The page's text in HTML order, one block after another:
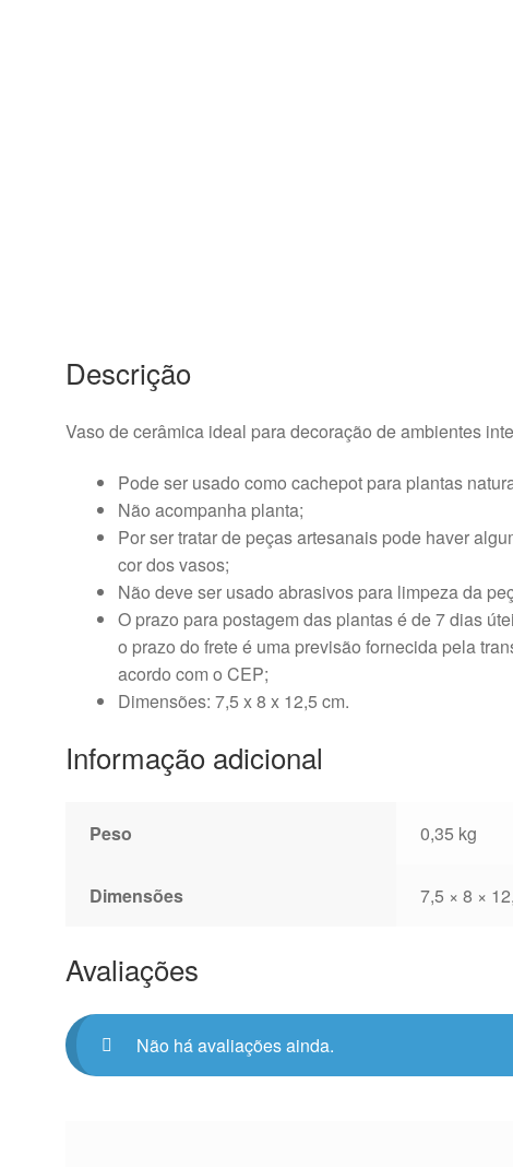
Descrição
Vaso de cerâmica ideal para decoração de ambientes
Pode ser usado como cachepot para plantas
Não acompanha planta;
Por ser tratar de peças artesanais pode haver
cor dos vasos;
Não deve ser usado abrasivos para limpeza da
O prazo para postagem das plantas é de 7 dias
o prazo do frete é uma previsão fornecida pela
acordo com o CEP;
Dimensões: 7,5 x 8 x 12,5 cm.
Informação adicional
Peso 0,35 kg
Dimensões 7,5 × 8 ×
Avaliações
Não há avaliações ainda.